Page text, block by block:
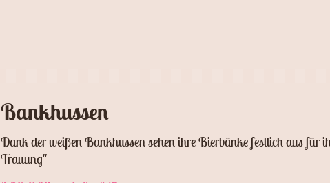
Bankhussen
Dank der weißen Bankhussen sehen ihre Bierbänke festlich aus für
Trauung"